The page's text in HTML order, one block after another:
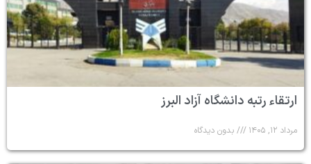
ارتقاء رتبه دانشگاه آزاد البرز
مرداد ۱۲, ۱۴۰۵ بدون دیدگاه